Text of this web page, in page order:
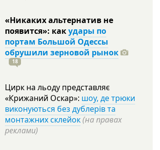
«Никаких альтернатив не
появится»: какудары по
портам Большой Одессы
обрушили зерновой рынок
18
Цирк на льоду представляє
«Крижаний Оскар»: шоу, де трюки
виконуються без дублерів та
монтажних склейок(на правах
реклами)